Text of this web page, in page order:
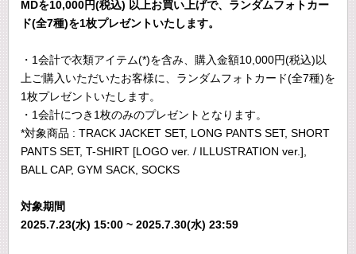
MDを10,000円(税込) 以上お買い上げで、ランダムフォトカー
ド(全7種)を1枚プレゼントいたします。
・1会計で衣類アイテム(*)を含み、購入金額10,000円(税込)以
上ご購入いただいたお客様に、ランダムフォトカード(全7種)を
1枚プレゼントいたします。
・1会計につき1枚のみのプレゼントとなります。
*対象商品 : TRACK JACKET SET, LONG PANTS SET, SHORT
PANTS SET, T-SHIRT [LOGO ver. / ILLUSTRATION ver.],
BALL CAP, GYM SACK, SOCKS
対象期間
2025.7.23(水) 15:00 ~ 2025.7.30(水) 23:59